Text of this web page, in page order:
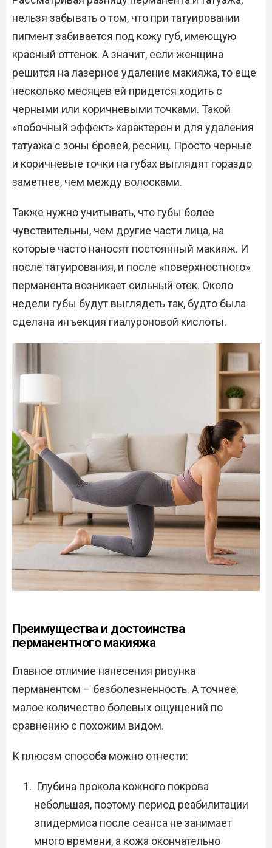
нельзя забывать о том, что при татуировании
пигмент забивается под кожу губ, имеющую
красный оттенок. А значит, если женщина
решится на лазерное удаление макияжа, то еще
несколько месяцев ей придется ходить с
черными или коричневыми точками. Такой
«побочный эффект» характерен и для удаления
татуажа с зоны бровей, ресниц. Просто черные
и коричневые точки на губах выглядят гораздо
заметнее, чем между волосками.
Также нужно учитывать, что губы более
чувствительны, чем другие части лица, на
которые часто наносят постоянный макияж. И
после татуирования, и после «поверхностного»
перманента возникает сильный отек. Около
недели губы будут выглядеть так, будто была
сделана инъекция гиалуроновой кислоты.
Преимущества и достоинства
перманентного макияжа
Главное отличие нанесения рисунка
перманентом – безболезненность. А точнее,
малое количество болевых ощущений по
сравнению с похожим видом.
К плюсам способа можно отнести:
Глубина прокола кожного покрова
небольшая, поэтому период реабилитации
эпидермиса после сеанса не занимает
много времени, а кожа окончательно